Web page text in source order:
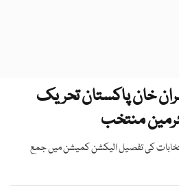
خان پاکستان تحریک
منتخب
کی تفصیل الیکشن کمیشن میں جمع